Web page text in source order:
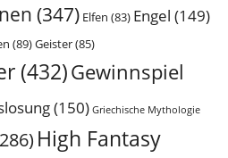
(347) Elfen (83) Engel (149)
(89)Geister(85)
(432)Gewinnspiel
(150) Griechische Mythologie
High Fantasy